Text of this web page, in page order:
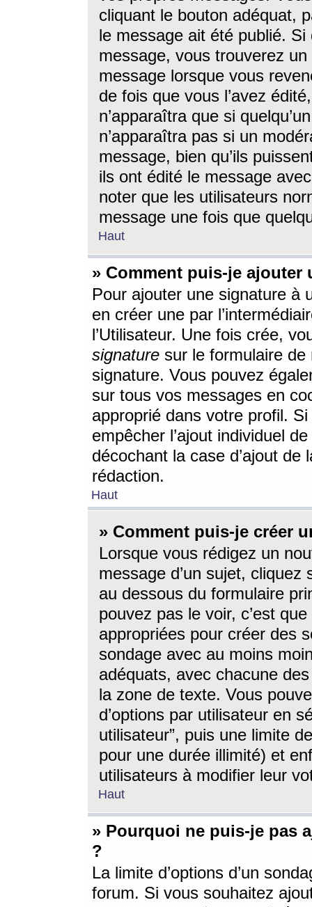
cliquant le bouton adéquat,
le message ait été publié. Si
message, vous trouverez
message lorsque vous
de fois que vous l’avez
n’apparaîtra que si
n’apparaîtra pas si un
message, bien qu’ils
ils ont édité le message
noter que les utilisateurs
message une fois que
Haut
» Comment puis-je ajouter
Pour ajouter une signature à
en créer une par
l’Utilisateur. Une fois crée,
signature sur le formulaire de
signature. Vous pouvez
sur tous vos messages en
approprié dans votre profil.
empêcher l’ajout individuel
décochant la case d’ajout
rédaction.
Haut
» Comment puis-je créer
Lorsque vous rédigez un
message d’un sujet, cliquez
au dessous du formulaire
pouvez pas le voir, c’est
appropriées pour créer des
sondage avec au moins
adéquats, avec chacune
la zone de texte. Vous
d’options par utilisateur en
utilisateur”, puis une limite
pour une durée illimité) et
utilisateurs à modifier leur
Haut
» Pourquoi ne puis-je pas
?
La limite d’options d’un
forum. Si vous souhaitez